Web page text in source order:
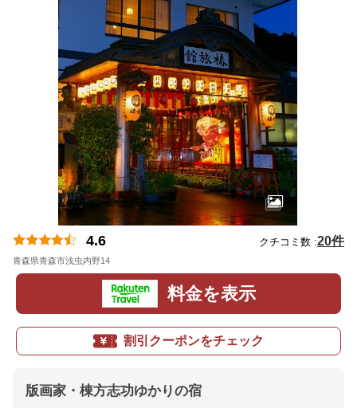
4.6 クチコミ数 :20件
青森県青森市浅虫内野14
料金を表示
割引クーポンをチェック
版画家・棟方志功ゆかりの宿